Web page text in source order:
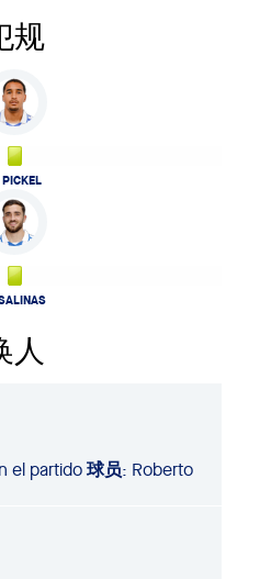
规
人
el partido球员: Roberto